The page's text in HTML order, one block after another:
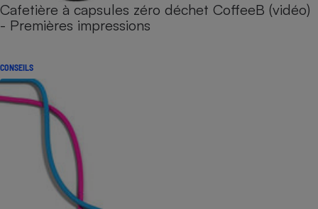
Cafetière à capsules zéro déchet CoffeeB (vidéo)
- Premières impressions
CONSEILS